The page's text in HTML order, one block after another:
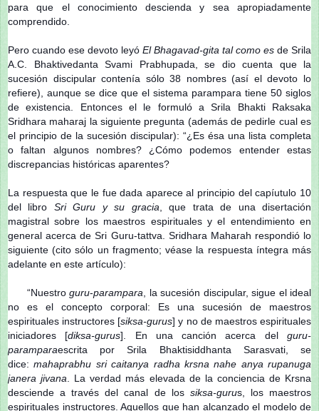
para que el conocimiento descienda y sea apropiadamente
comprendido.
Pero cuando ese devoto leyó El Bhagavad-gita tal como es de Srila
A.C. Bhaktivedanta Svami Prabhupada, se dio cuenta que la
sucesión discipular contenía sólo 38 nombres (así el devoto lo
refiere), aunque se dice que el sistema parampara tiene 50 siglos
de existencia. Entonces el le formuló a Srila Bhakti Raksaka
Sridhara maharaj la siguiente pregunta (además de pedirle cual es
el principio de la sucesión discipular): “¿Es ésa una lista completa
o faltan algunos nombres? ¿Cómo podemos entender estas
discrepancias históricas aparentes?
La respuesta que le fue dada aparece al principio del capíutulo 10
del libro Sri Guru y su gracia , que trata de una disertación
magistral sobre los maestros espirituales y el entendimiento en
general acerca de Sri Guru-tattva. Sridhara Maharah respondió lo
siguiente (cito sólo un fragmento; véase la respuesta íntegra más
adelante en este artículo):
“Nuestroguru-parampara , la sucesión discipular, sigue el ideal
no es el concepto corporal: Es una sucesión de maestros
espirituales instructores [siksa-gurus] y no de maestros espirituales
iniciadores [diksa-gurus]. En una canción acerca delguru-
paramparaescrita por Srila Bhaktisiddhanta Sarasvati, se
dice:mahaprabhu sri caitanya radha krsna nahe anya rupanuga
janera jivana . La verdad más elevada de la conciencia de Krsna
desciende a través del canal de los siksa-gurus, los maestros
espirituales instructores. Aquellos que han alcanzado el modelo de